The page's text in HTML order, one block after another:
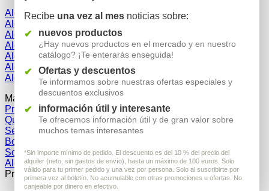
Volver a la tienda
⚡ CALCULADORA DE PRECIOS SOFORT
Recibe una vez al mes noticias sobre:
nuevos productos
¿Hay nuevos productos en el mercado y en nuestro
catálogo? ¡Te enterarás enseguida!
Ofertas y descuentos
Te informamos sobre nuestras ofertas especiales y
descuentos exclusivos
información útil y interesante
Te ofrecemos información útil y de gran valor sobre
muchos temas interesantes
*Sin importe mínimo de pedido. El descuento es del 10 % del precio del
alquiler (neto, sin gastos de envío), hasta un máximo de 100 euros. Solo
válido para tu primer pedido y una vez por persona. Solo al suscribirte por
primera vez al boletín. No acumulable con otras promociones u ofertas. No
canjeable por dinero en efectivo.
Alquilar iPhones
Alquilar tabletas
Alquilar iPads
Alquiler de proyectores
Alquilar ordenadores portátiles
Alquilar Meta Quest 3
Alquilar Samsung Galaxy
Más información
Preguntas frecuentes
Quiénes somos
Seguro
Boletín
Sostenibilidad
Alquiler de hardware: ubicaciones
Premios